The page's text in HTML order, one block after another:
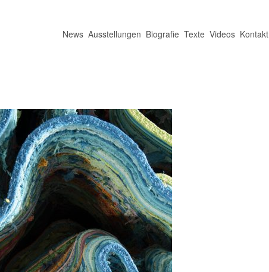
News Ausstellungen Biografie Texte Videos Kontakt